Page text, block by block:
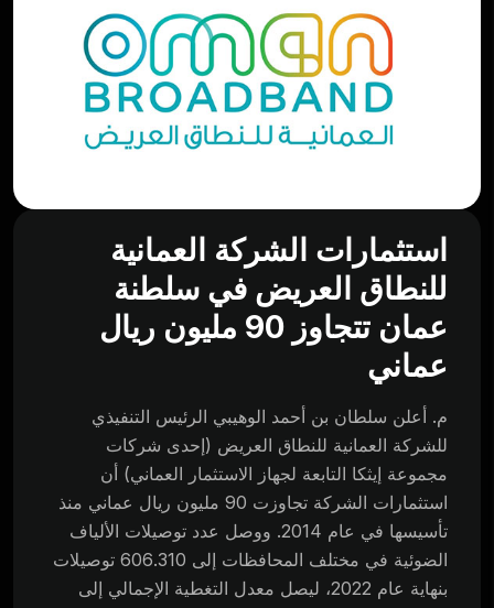
استثمارات الشركة العمانية
للنطاق العريض في سلطنة
عمان تتجاوز 90 مليون ريال
عماني
م. أعلن سلطان بن أحمد الوهيبي الرئيس التنفيذي
للشركة العمانية للنطاق العريض (إحدى شركات
مجموعة إيثكا التابعة لجهاز الاستثمار العماني) أن
استثمارات الشركة تجاوزت 90 مليون ريال عماني منذ
تأسيسها في عام 2014. ووصل عدد توصيلات الألياف
الضوئية في مختلف المحافظات إلى 606.310 توصيلات
بنهاية عام 2022، ليصل معدل التغطية الإجمالي إلى